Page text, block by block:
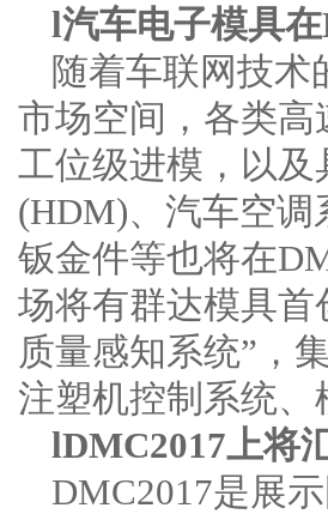
l汽车电子模具
随着车联网技术
市场空间，各类
工位级进模，以
(HDM)、汽车空
钣金件等也将在
场将有群达模具
质量感知系统”，
注塑机控制系统
lDMC2017上将
DMC2017是展